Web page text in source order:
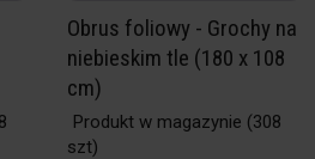
Obrus foliowy - Grochy na
niebieskim tle (180 x 108
cm)
Produkt w magazynie (308
szt)